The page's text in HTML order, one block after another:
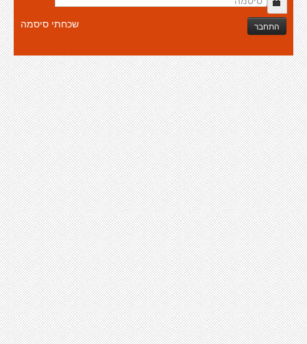
התחבר שכחתי סיסמה